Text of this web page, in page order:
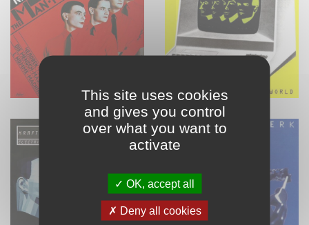
This site uses cookies
and gives you control
over what you want to
activate
OK, accept all
Deny all cookies